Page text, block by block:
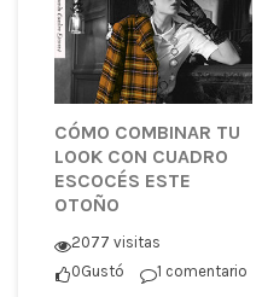
CÓMO COMBINAR TU
LOOK CON CUADRO
ESCOCÉS ESTE
OTOÑO
2077 visitas
0Gustó 1 comentario